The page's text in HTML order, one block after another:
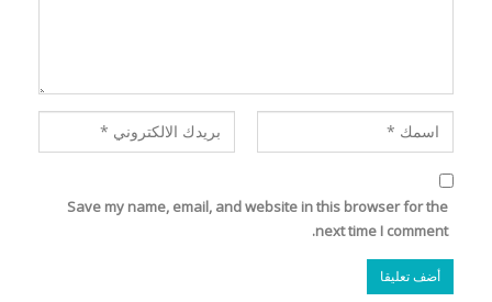
Save my name, email, and website in this browser for the
next time I comment.